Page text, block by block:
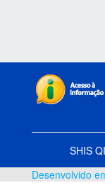
SHIS
Desenvolvido